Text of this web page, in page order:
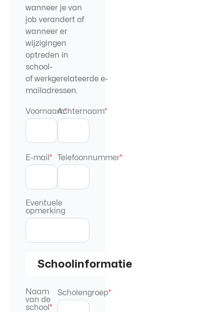
wanneer je van
job verandert of
wanneer er
wijzigingen
optreden in
school-
of werkgerelateerde e-
mailadressen.
Voornaam*
Achternaam*
E-mail * Telefoonnummer*
Eventuele
opmerking
Schoolinformatie
Naam
van de
school *
Scholengroep*